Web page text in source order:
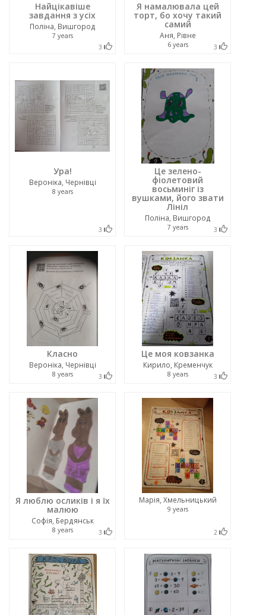
Найцікавіше
завдання з усіх
Поліна, Вишгород
7 years
3
Я намалювала цей
торт, бо хочу такий
самий
Аня, Рівне
6 years 3
Ура!
Вероніка, Чернівці
8 years
3
Це зелено-
фіолетовий
восьминіг із
вушками, його звати
Лініл
Поліна, Вишгород
7 years 3
Класно
Вероніка, Чернівці
8 years 3
Це моя ковзанка
Кирило, Кременчук
8 years 3
Я люблю осликів і я їх
малюю
Софія, Бердянськ
8 years 3
Марія, Хмельницький
9 years
2